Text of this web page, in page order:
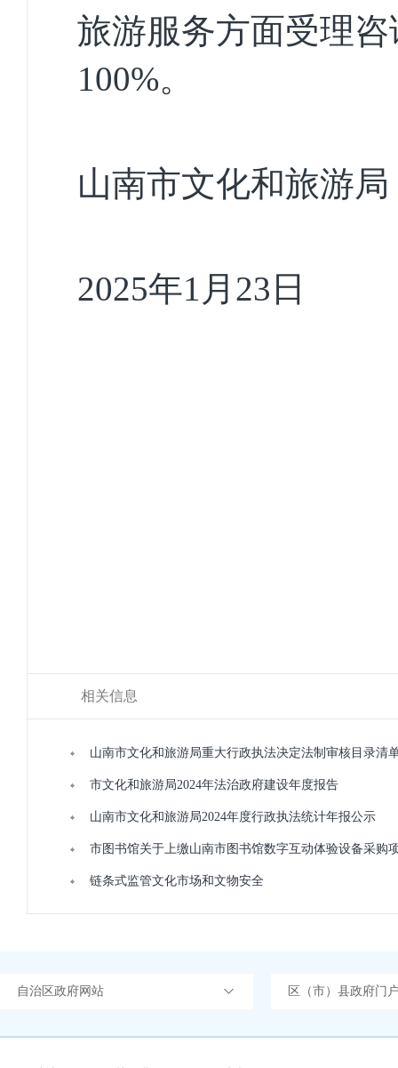
旅游服务方面受理咨
100%。
山南市文化和旅游局
2025年1 月 23 日
相关信息
山南市文化和旅游局重大行政执法决定法制审核目录清
市文化和旅游局2024年法治政府建设年度报告
山南市文化和旅游局2024年度行政执法统计年报公示
市图书馆关于上缴山南市图书馆数字互动体验设备采购
链条式监管文化市场和文物安全
自治区政府网站 区（市）县政府门